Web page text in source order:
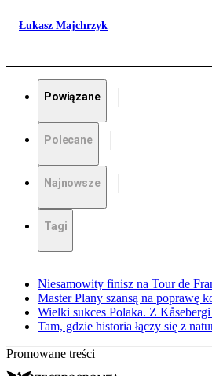
Łukasz Majchrzyk
Powiązane
Polecane
Najnowsze
Tagi
Niesamowity finisz na Tour de
Master Plany szansą na poprawę
Wielki sukces Polaka. Z
Tam, gdzie historia łączy się z
Promowane treści